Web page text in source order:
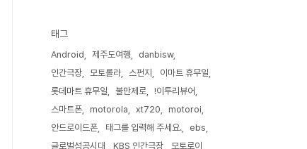
태그
Android 제주도여행
danbisw
인간극장
모토롤라 스펀지
이마트 휴무일
롯데마트 휴무일
불만제로
!이투리뷰어
스마트폰
motorola xt720
motoroi
안드로이드폰
태그를 입력해 주세요.
ebs
글로벌성공시대
KBS 인간극장
모토로이